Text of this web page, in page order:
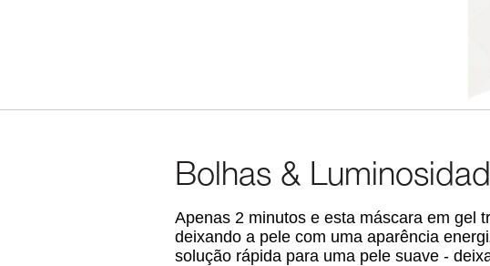
Bolhas &
Apenas 2 minutos e esta máscara em gel
deixando a pele com uma aparência
solução rápida para uma pele suave -